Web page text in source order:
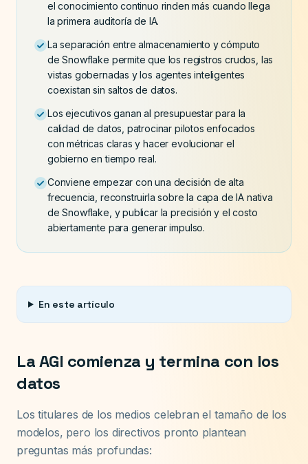
el conocimiento continuo rinden más cuando llega
la primera auditoría de IA.
La separación entre almacenamiento y cómputo
de Snowflake permite que los registros crudos, las
vistas gobernadas y los agentes inteligentes
coexistan sin saltos de datos.
Los ejecutivos ganan al presupuestar para la
calidad de datos, patrocinar pilotos enfocados
con métricas claras y hacer evolucionar el
gobierno en tiempo real.
Conviene empezar con una decisión de alta
frecuencia, reconstruirla sobre la capa de IA nativa
de Snowflake, y publicar la precisión y el costo
abiertamente para generar impulso.
En este artículo
La AGI comienza y termina con los
datos
Los titulares de los medios celebran el tamaño de los
modelos, pero los directivos pronto plantean
preguntas más profundas: